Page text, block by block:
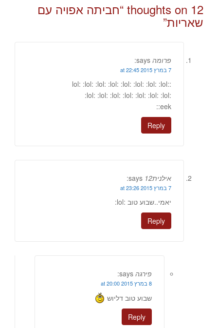
12 thoughts on “ חביתה אפויה עם
שאריות”
פרומה says:
7 במרץ 2015 at 22:45
:lol: :lol: :lol: :lol: :lol: :lol: :lol: :lol:
:lol: :lol: :lol: :lol: :lol: :lol: :lol:
:eek:
Reply
אילנית12 says:
7 במרץ 2015 at 23:26
יאמי..שבוע טוב :lol:
Reply
פירגה says:
8 במרץ 2015 at 20:00
שבוע טוב דליוש
Reply